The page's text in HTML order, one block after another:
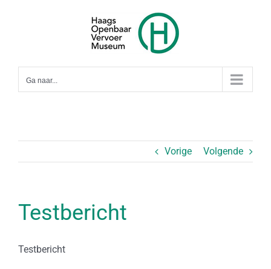
Ga naar...
Vorige Volgende
Testbericht
Testbericht